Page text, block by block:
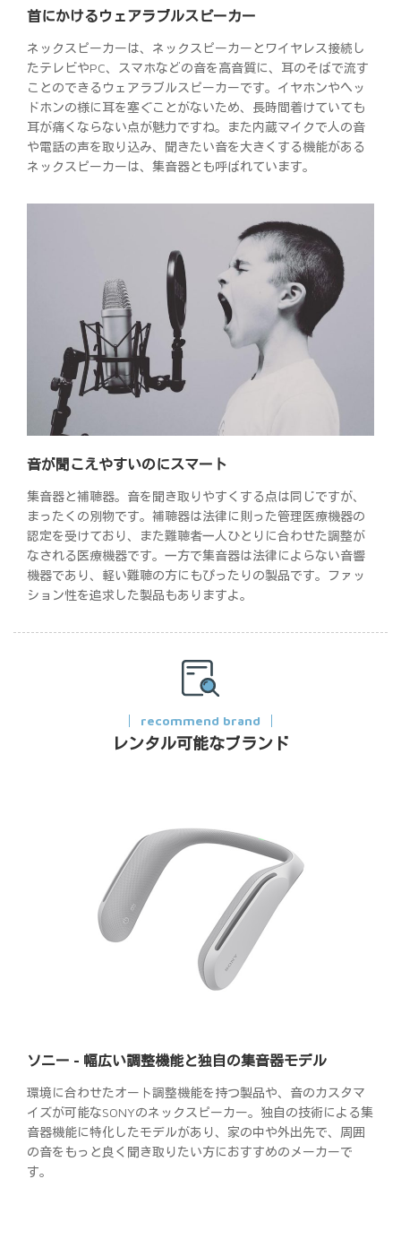
首にかけるウェアラブルスピーカー
ネックスピーカーは、ネックスピーカーとワイヤレス接続し
たテレビやPC、スマホなどの音を高音質に、耳のそばで流す
ことのできるウェアラブルスピーカーです。イヤホンやヘッ
ドホンの様に耳を塞ぐことがないため、長時間着けていても
耳が痛くならない点が魅力ですね。また内蔵マイクで人の音
や電話の声を取り込み、聞きたい音を大きくする機能がある
ネックスピーカーは、集音器とも呼ばれています。
音が聞こえやすいのにスマート
集音器と補聴器。音を聞き取りやすくする点は同じですが、
まったくの別物です。補聴器は法律に則った管理医療機器の
認定を受けており、また難聴者一人ひとりに合わせた調整が
なされる医療機器です。一方で集音器は法律によらない音響
機器であり、軽い難聴の方にもぴったりの製品です。ファッ
ション性を追求した製品もありますよ。
recommend brand
レンタル可能なブランド
ソニー - 幅広い調整機能と独自の集音器モデル
環境に合わせたオート調整機能を持つ製品や、音のカスタマ
イズが可能なSONYのネックスピーカー。独自の技術による集
音器機能に特化したモデルがあり、家の中や外出先で、周囲
の音をもっと良く聞き取りたい方におすすめのメーカーで
す。